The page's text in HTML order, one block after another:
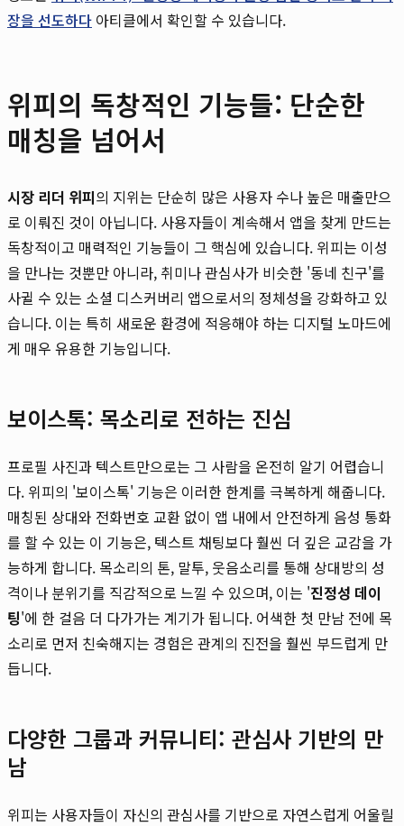
장을 선도하다 아티클에서 확인할 수 있습니다.
위피의 독창적인 기능들: 단순한
매칭을 넘어서
시장 리더 위피의 지위는 단순히 많은 사용자 수나 높은 매출만으
로 이뤄진 것이 아닙니다. 사용자들이 계속해서 앱을 찾게 만드는
독창적이고 매력적인 기능들이 그 핵심에 있습니다. 위피는 이성
을 만나는 것뿐만 아니라, 취미나 관심사가 비슷한 '동네 친구'를
사귈 수 있는 소셜 디스커버리 앱으로서의 정체성을 강화하고 있
습니다. 이는 특히 새로운 환경에 적응해야 하는 디지털 노마드에
게 매우 유용한 기능입니다.
보이스톡: 목소리로 전하는 진심
프로필 사진과 텍스트만으로는 그 사람을 온전히 알기 어렵습니
다. 위피의 '보이스톡' 기능은 이러한 한계를 극복하게 해줍니다.
매칭된 상대와 전화번호 교환 없이 앱 내에서 안전하게 음성 통화
를 할 수 있는 이 기능은, 텍스트 채팅보다 훨씬 더 깊은 교감을 가
능하게 합니다. 목소리의 톤, 말투, 웃음소리를 통해 상대방의 성
격이나 분위기를 직감적으로 느낄 수 있으며, 이는 '진정성 데이
팅'에 한 걸음 더 다가가는 계기가 됩니다. 어색한 첫 만남 전에 목
소리로 먼저 친숙해지는 경험은 관계의 진전을 훨씬 부드럽게 만
듭니다.
다양한 그룹과 커뮤니티: 관심사 기반의 만
남
위피는 사용자들이 자신의 관심사를 기반으로 자연스럽게 어울릴